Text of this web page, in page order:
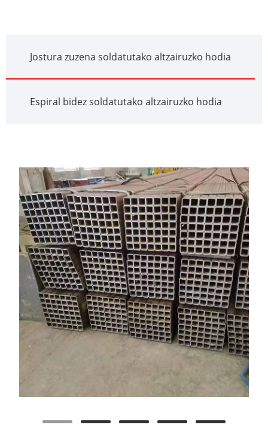
Jostura zuzena soldatutako altzairuzko hodia
Espiral bidez soldatutako altzairuzko hodia